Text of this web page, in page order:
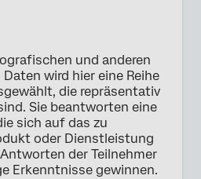
und anderen
wird hier eine Reihe
die repräsentativ
Sie beantworten eine
sich auf das zu
oder Dienstleistung
der Teilnehmer
Erkenntnisse gewinnen.